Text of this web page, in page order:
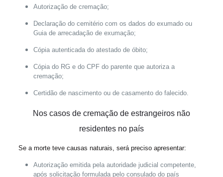
Autorização de cremação;
Declaração do cemitério com os dados do exumado ou
Guia de arrecadação de exumação;
Cópia autenticada do atestado de óbito;
Cópia do RG e do CPF do parente que autoriza a
cremação;
Certidão de nascimento ou de casamento do falecido.
Nos casos de cremação de estrangeiros não
residentes no país
Se a morte teve causas naturais, será preciso apresentar:
Autorização emitida pela autoridade judicial competente,
após solicitação formulada pelo consulado do país